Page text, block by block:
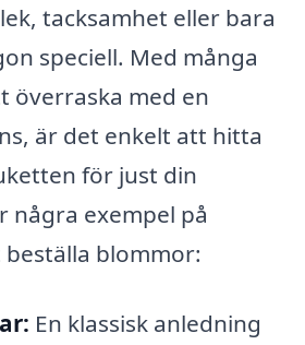
tacksamhet eller bara
speciell. Med många
överraska med en
är det enkelt att hitta
för just din
några exempel på
blommor:
En klassisk anledning